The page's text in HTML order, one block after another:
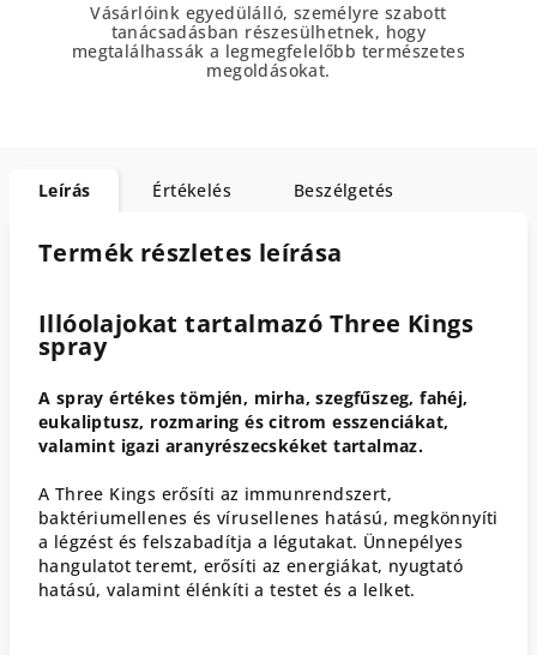
Vásárlóink egyedülálló, személyre szabott
tanácsadásban részesülhetnek, hogy
megtalálhassák a legmegfelelőbb természetes
megoldásokat.
Leírás Értékelés Beszélgetés
Termék részletes leírása
Illóolajokat tartalmazó Three Kings
spray
A spray értékes tömjén, mirha, szegfűszeg, fahéj,
eukaliptusz, rozmaring és citrom esszenciákat,
valamint igazi aranyrészecskéket tartalmaz.
A Three Kings erősíti az immunrendszert,
baktériumellenes és vírusellenes hatású, megkönnyíti
a légzést és felszabadítja a légutakat. Ünnepélyes
hangulatot teremt, erősíti az energiákat, nyugtató
hatású, valamint élénkíti a testet és a lelket.